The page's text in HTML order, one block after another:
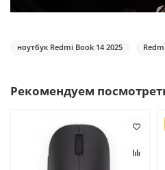
ноутбук Redmi Book 14 2025
Рекомендуем